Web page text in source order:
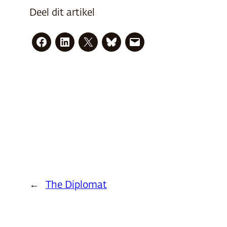
Deel dit artikel
← The Diplomat